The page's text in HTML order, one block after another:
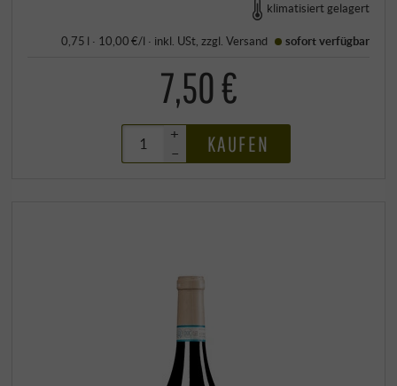
klimatisiert gelagert
0,75 l · 10,00 €/l · inkl. USt , zzgl.Versand sofort verfügbar
7,50 €
+
–
KAUFEN